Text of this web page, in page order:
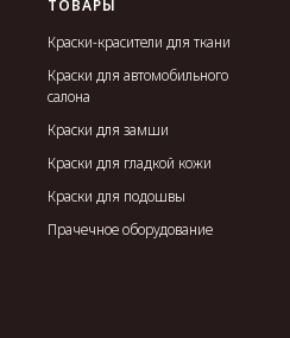
ТОВАРЫ
Краски-красители для ткани
Краски для автомобильного
салона
Краски для замши
Краски для гладкой кожи
Краски для подошвы
Прачечное оборудование